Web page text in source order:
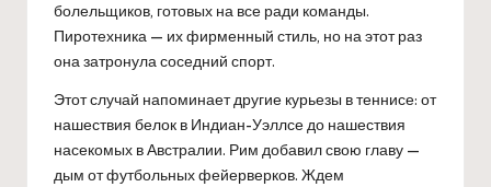
болельщиков, готовых на все ради команды.
Пиротехника — их фирменный стиль, но на этот раз
она затронула соседний спорт.
Этот случай напоминает другие курьезы в теннисе: от
нашествия белок в Индиан-Уэллсе до нашествия
насекомых в Австралии. Рим добавил свою главу —
дым от футбольных фейерверков. Ждем